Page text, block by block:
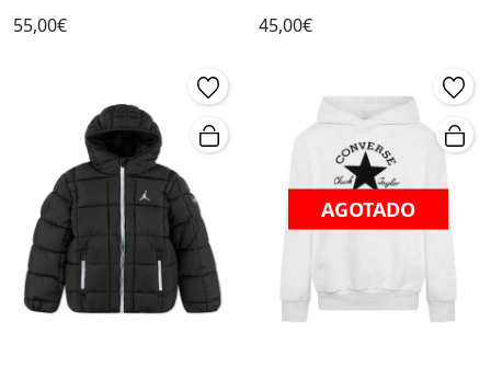
55,00€ 45,00€
AGOTADO